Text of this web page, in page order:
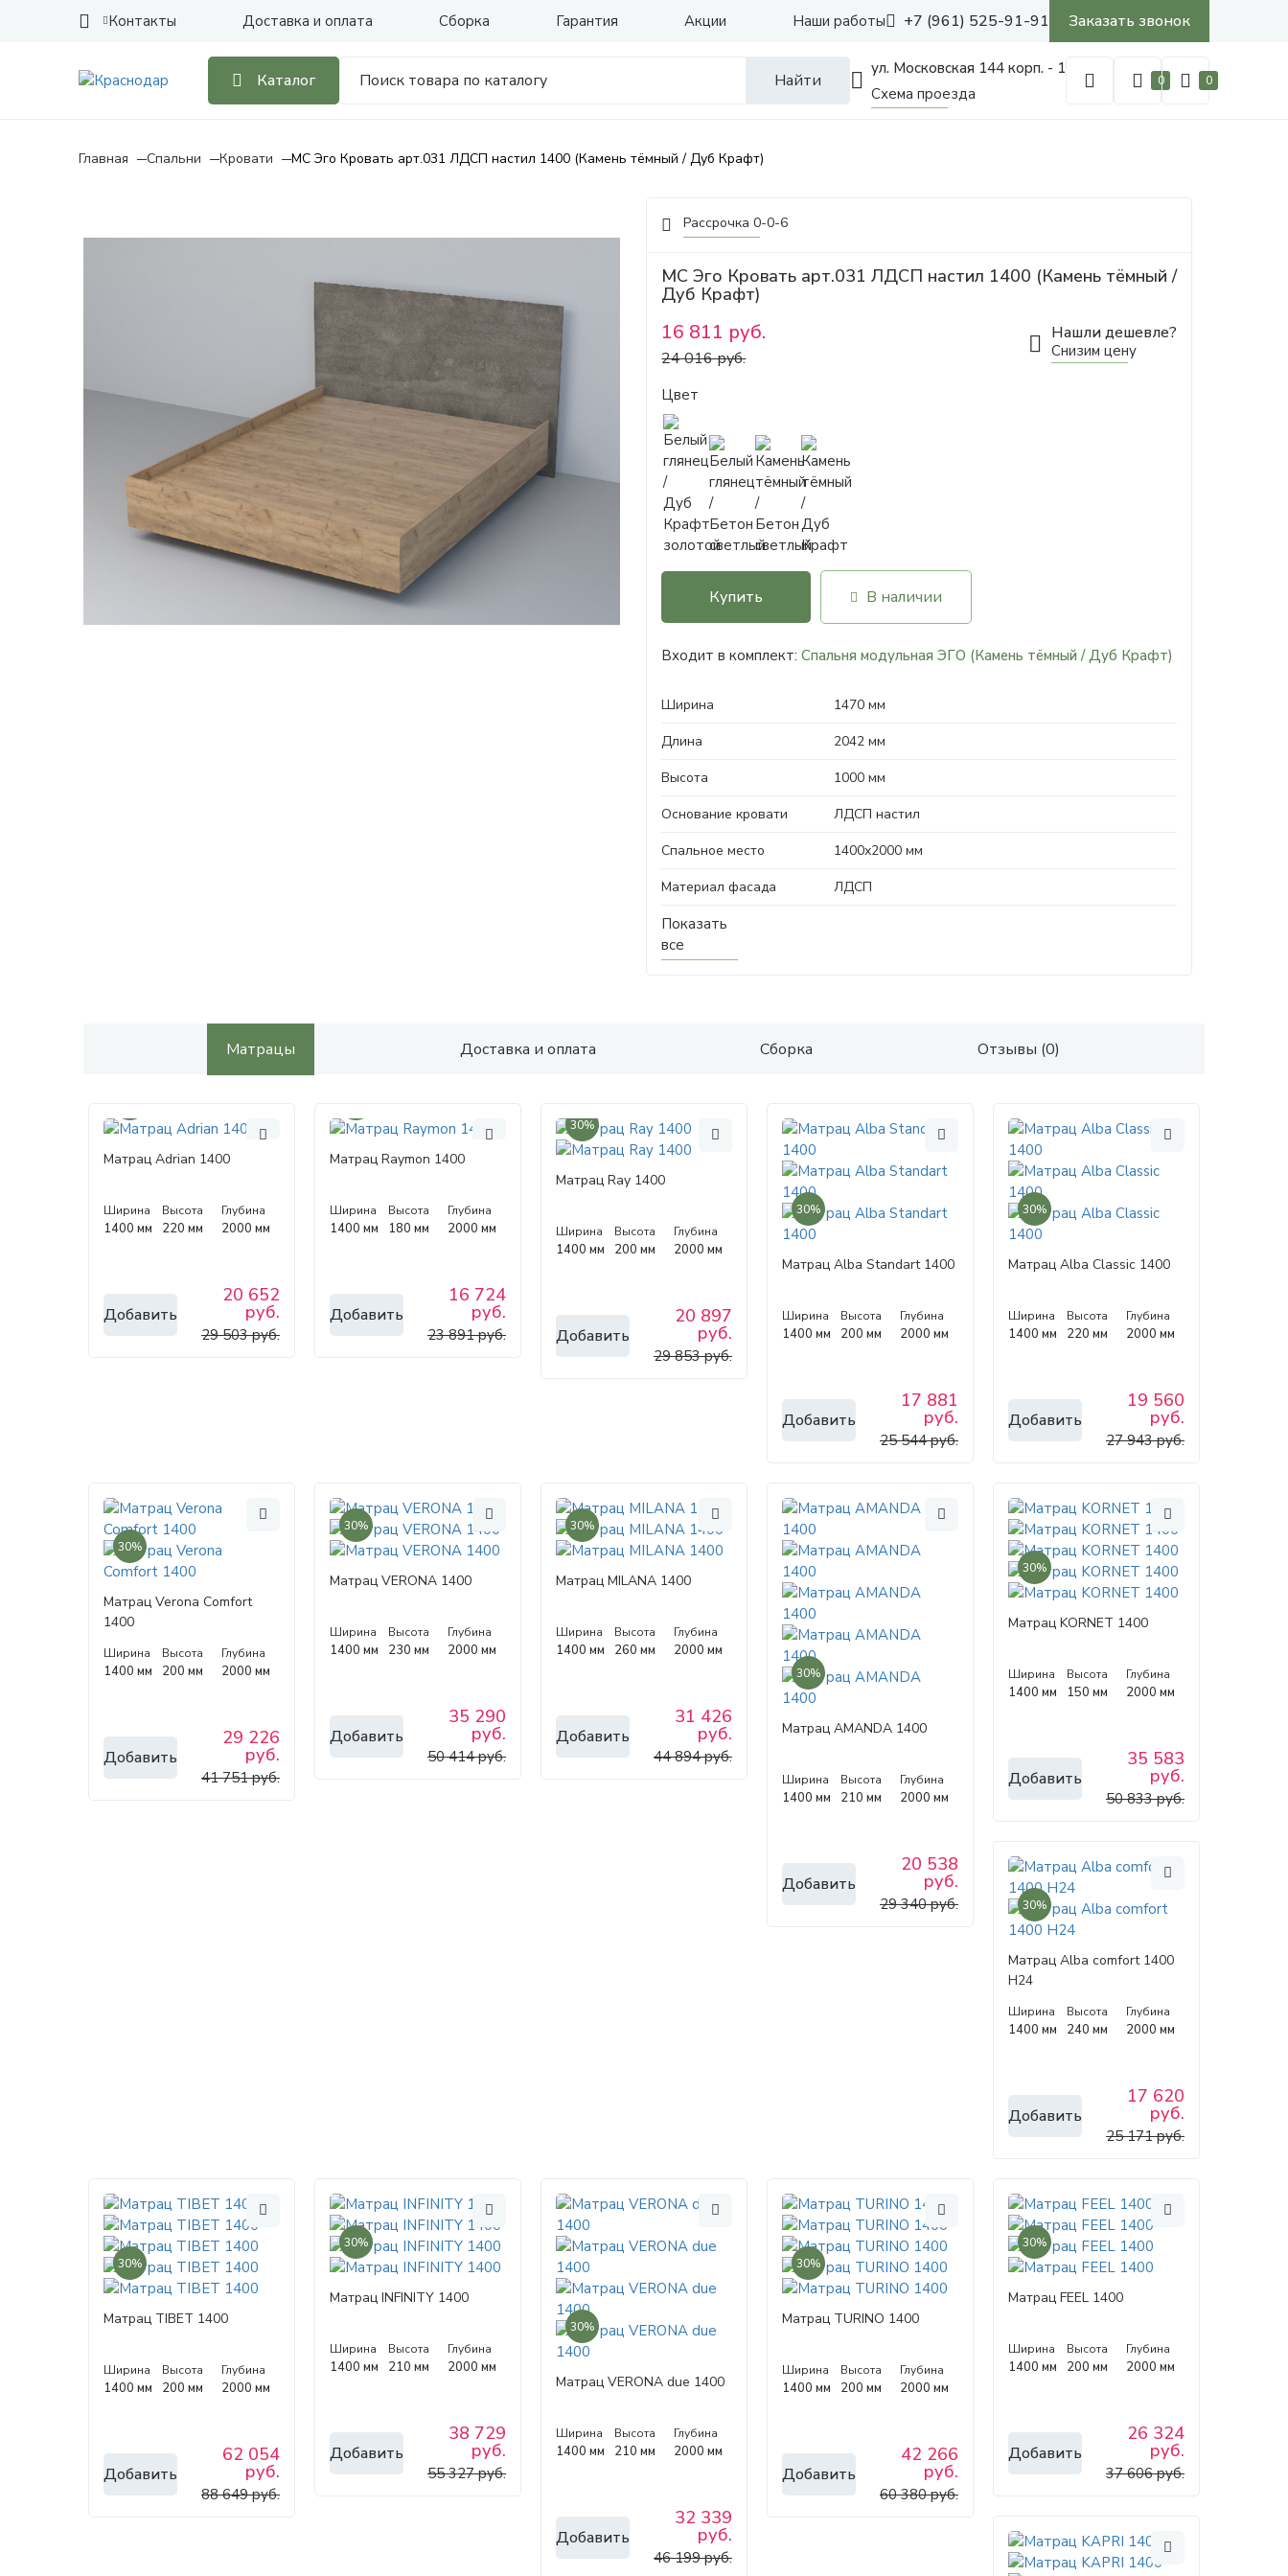
Контакты Доставка и оплата Сборка Гарантия Наши работы
Акции +7 (961) 525-91-91 Заказать звонок
Каталог Найти
ул. Московская 144 корп. - 1
Схема проезда
0 0
Главная Спальни Кровати МС Эго Кровать арт.031 ЛДСП настил 1400 (Камень тёмный / Дуб Крафт)
Рассрочка 0-0-6
МС Эго Кровать арт.031 ЛДСП настил 1400 (Камень тёмный /
Дуб Крафт)
16 811 руб.
24 016 руб.
Нашли дешевле?
Снизим цену
Цвет
Купить В наличии
Входит в комплект:Спальня модульная ЭГО (Камень тёмный / Дуб Крафт)
Ширина
1470 мм
Длина
2042 мм
Высота
1000 мм
Основание кровати
ЛДСП настил
Спальное место
1400х2000 мм
Материал фасада
ЛДСП
Показать
все
Матрацы Доставка и оплата Сборка Отзывы (0)
Матрац Adrian 1400
Ширина
1400 мм
Высота
220 мм
Глубина
2000 мм
Добавить
20 652
руб.
29 503 руб.
Матрац Raymon 1400
Ширина
1400 мм
Высота
180 мм
Глубина
2000 мм
Добавить
16 724
руб.
23 891 руб.
30%
Матрац Ray 1400
Ширина
1400 мм
Высота
200 мм
Глубина
2000 мм
Добавить
20 897
руб.
29 853 руб.
30%
Матрац Alba Standart 1400
Ширина
1400 мм
Высота
200 мм
Глубина
2000 мм
Добавить
17 881
руб.
25 544 руб.
30%
Матрац Alba Classic 1400
Ширина
1400 мм
Высота
220 мм
Глубина
2000 мм
Добавить
19 560
руб.
27 943 руб.
30%
Матрац Verona Comfort
1400
Ширина
1400 мм
Высота
200 мм
Глубина
2000 мм
Добавить
29 226
руб.
41 751 руб.
30%
Матрац VERONA 1400
Ширина
1400 мм
Высота
230 мм
Глубина
2000 мм
Добавить
35 290
руб.
50 414 руб.
30%
Матрац MILANA 1400
Ширина
1400 мм
Высота
260 мм
Глубина
2000 мм
Добавить
31 426
руб.
44 894 руб.
30%
Матрац AMANDA 1400
Ширина
1400 мм
Высота
210 мм
Глубина
2000 мм
Добавить
20 538
руб.
29 340 руб.
30%
Матрац KORNET 1400
Ширина
1400 мм
Высота
150 мм
Глубина
2000 мм
Добавить
35 583
руб.
50 833 руб.
30%
Матрац Alba comfort 1400
H24
Ширина
1400 мм
Высота
240 мм
Глубина
2000 мм
Добавить
17 620
руб.
25 171 руб.
30%
Матрац TIBET 1400
Ширина
1400 мм
Высота
200 мм
Глубина
2000 мм
Добавить
62 054
руб.
88 649 руб.
30%
Матрац INFINITY 1400
Ширина
1400 мм
Высота
210 мм
Глубина
2000 мм
Добавить
38 729
руб.
55 327 руб.
30%
Матрац VERONA due 1400
Ширина
1400 мм
Высота
210 мм
Глубина
2000 мм
Добавить
32 339
руб.
46 199 руб.
30%
Матрац TURINO 1400
Ширина
1400 мм
Высота
200 мм
Глубина
2000 мм
Добавить
42 266
руб.
60 380 руб.
30%
Матрац FEEL 1400
Ширина
1400 мм
Высота
200 мм
Глубина
2000 мм
Добавить
26 324
руб.
37 606 руб.